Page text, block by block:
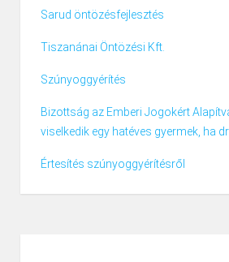
Sarud öntözésfejlesztés
Tiszanánai Öntözési Kft.
Szúnyoggyérítés
Bizottság az Emberi Jogokért
viselkedik egy hatéves gyermek, ha
Értesítés szúnyoggyérítésről